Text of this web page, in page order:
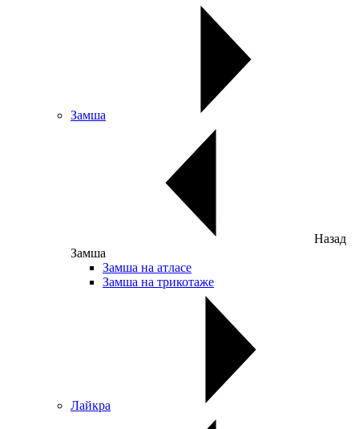
Замша
Назад
Замша
Замша на атласе
Замша на трикотаже
Лайкра